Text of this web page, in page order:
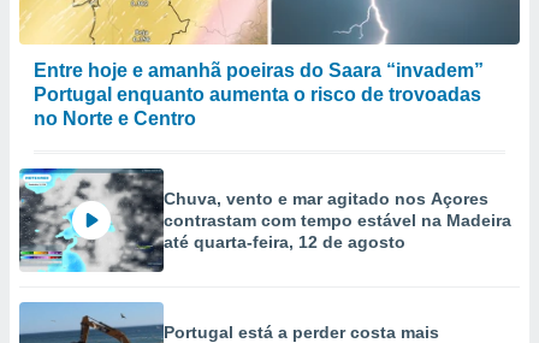
Entre hoje e amanhã poeiras do Saara “invadem”
Portugal enquanto aumenta o risco de trovoadas
no Norte e Centro
Chuva, vento e mar agitado nos Açores
contrastam com tempo estável na Madeira
até quarta-feira, 12 de agosto
Portugal está a perder costa mais